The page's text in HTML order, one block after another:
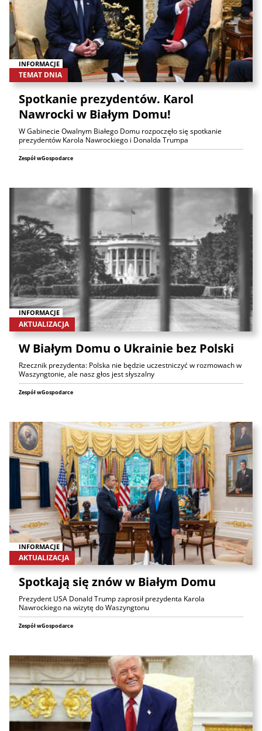
INFORMACJE
TEMAT DNIA
Spotkanie prezydentów. Karol
Nawrocki w Białym Domu!
W Gabinecie Owalnym Białego Domu rozpoczęło się spotkanie
prezydentów Karola Nawrockiego i Donalda Trumpa
Zespół wGospodarce
INFORMACJE
AKTUALIZACJA
W Białym Domu o Ukrainie bez Polski
Rzecznik prezydenta: Polska nie będzie uczestniczyć w rozmowach w
Waszyngtonie, ale nasz głos jest słyszalny
Zespół wGospodarce
INFORMACJE
AKTUALIZACJA
Spotkają się znów w Białym Domu
Prezydent USA Donald Trump zaprosił prezydenta Karola
Nawrockiego na wizytę do Waszyngtonu
Zespół wGospodarce